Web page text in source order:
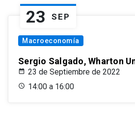
23 SEP
Macroeconomía
Sergio Salgado, Wharton
23 de Septiembre de 2022
14:00 a 16:00